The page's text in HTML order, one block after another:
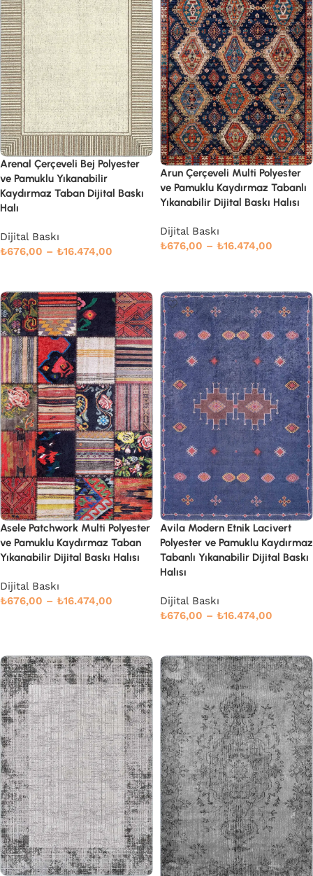
Arenal Çerçeveli Bej Polyester
ve Pamuklu Yıkanabilir
Kaydırmaz Taban Dijital Baskı
Halı
Dijital Baskı
₺676,00 – ₺16.474,00
Arun Çerçeveli Multi Polyester
ve Pamuklu Kaydırmaz Tabanlı
Yıkanabilir Dijital Baskı Halısı
Dijital Baskı
₺676,00 – ₺16.474,00
Asele Patchwork Multi Polyester
ve Pamuklu Kaydırmaz Taban
Yıkanabilir Dijital Baskı Halısı
Dijital Baskı
₺676,00 – ₺16.474,00
Avila Modern Etnik Lacivert
Polyester ve Pamuklu Kaydırmaz
Tabanlı Yıkanabilir Dijital Baskı
Halısı
Dijital Baskı
₺676,00 – ₺16.474,00